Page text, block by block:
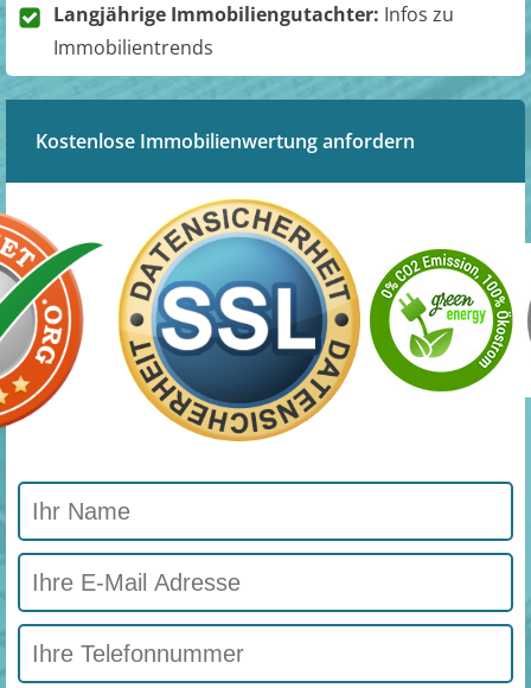
Langjährige Immobiliengutachter: Infos zu
Immobilientrends
Kostenlose Immobilienwertung anfordern